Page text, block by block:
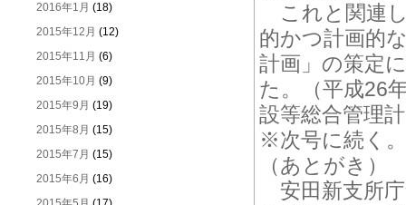
2016年1月 (18)
2015年12月 (12)
2015年11月 (6)
2015年10月 (9)
2015年9月 (19)
2015年8月 (15)
2015年7月 (15)
2015年6月 (16)
これと関連
的かつ計画的
計画」の策定
た。（平成26
設等総合管理
※次号に続く。
（あとがき）
安田新支所庁